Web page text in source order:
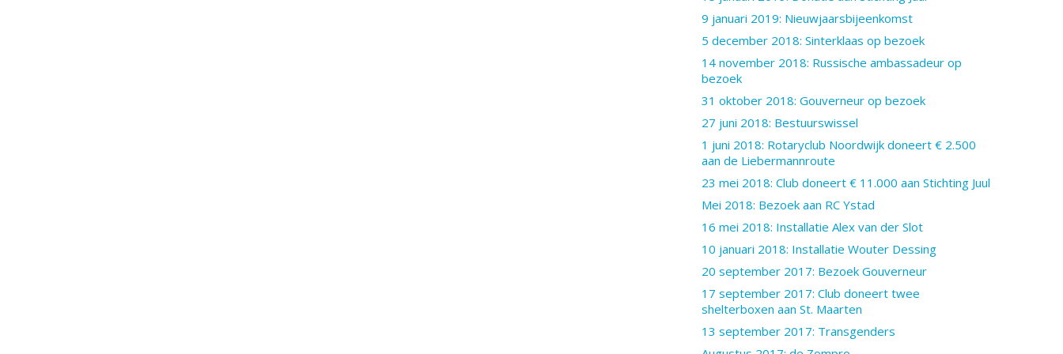
9 januari 2019: Nieuwjaarsbijeenkomst
5 december 2018: Sinterklaas op bezoek
14 november 2018: Russische ambassadeur op
bezoek
31 oktober 2018: Gouverneur op bezoek
27 juni 2018: Bestuurswissel
1 juni 2018: Rotaryclub Noordwijk doneert € 2.500
aan de Liebermannroute
23 mei 2018: Club doneert € 11.000 aan Stichting Juul
Mei 2018: Bezoek aan RC Ystad
16 mei 2018: Installatie Alex van der Slot
10 januari 2018: Installatie Wouter Dessing
20 september 2017: Bezoek Gouverneur
17 september 2017: Club doneert twee
shelterboxen aan St. Maarten
13 september 2017: Transgenders